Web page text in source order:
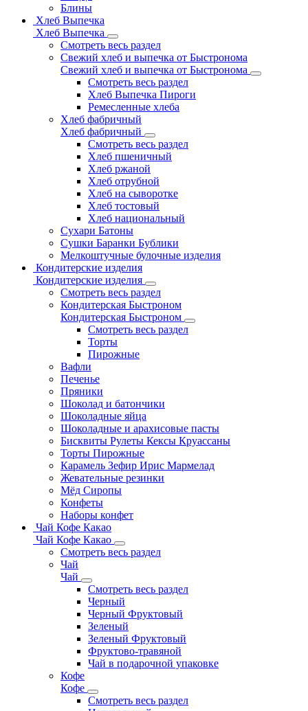
Блины
Хлеб Выпечка
Хлеб Выпечка
Смотреть весь раздел
Свежий хлеб и выпечка от Быстронома
Свежий хлеб и выпечка от Быстронома
Смотреть весь раздел
Хлеб Выпечка Пироги
Ремесленные хлеба
Хлеб фабричный
Хлеб фабричный
Смотреть весь раздел
Хлеб пшеничный
Хлеб ржаной
Хлеб отрубной
Хлеб на сыворотке
Хлеб тостовый
Хлеб национальный
Сухари Батоны
Сушки Баранки Бублики
Мелкоштучные булочные изделия
Кондитерские изделия
Кондитерские изделия
Смотреть весь раздел
Кондитерская Быстроном
Кондитерская Быстроном
Смотреть весь раздел
Торты
Пирожные
Вафли
Печенье
Пряники
Шоколад и батончики
Шоколадные яйца
Шоколадные и арахисовые пасты
Бисквиты Рулеты Кексы Круассаны
Торты Пирожные
Карамель Зефир Ирис Мармелад
Жевательные резинки
Мёд Сиропы
Конфеты
Наборы конфет
Чай Кофе Какао
Чай Кофе Какао
Смотреть весь раздел
Чай
Чай
Смотреть весь раздел
Черный
Черный Фруктовый
Зеленый
Зеленый Фруктовый
Фруктово-травяной
Чай в подарочной упаковке
Кофе
Кофе
Смотреть весь раздел